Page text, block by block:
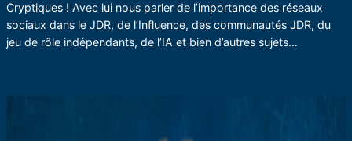
Cryptiques ! Avec lui nous parler de l’importance des réseaux
sociaux dans le JDR, de l’Influence, des communautés JDR, du
jeu de rôle indépendants, de l’IA et bien d’autres sujets…